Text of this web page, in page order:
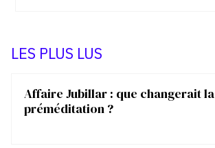
LES PLUS LUS
Affaire Jubillar : que changerait la
préméditation ?